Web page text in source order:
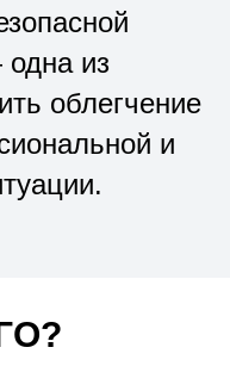
из
облегчение
и